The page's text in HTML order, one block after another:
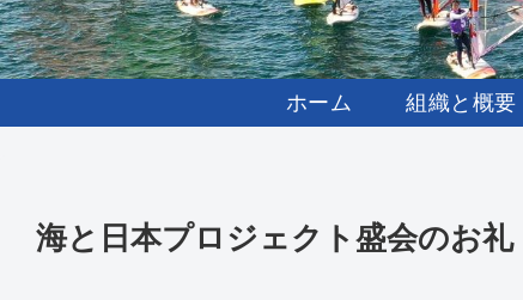
ホーム 組織と概要
海と日本プロジェクト盛会のお礼